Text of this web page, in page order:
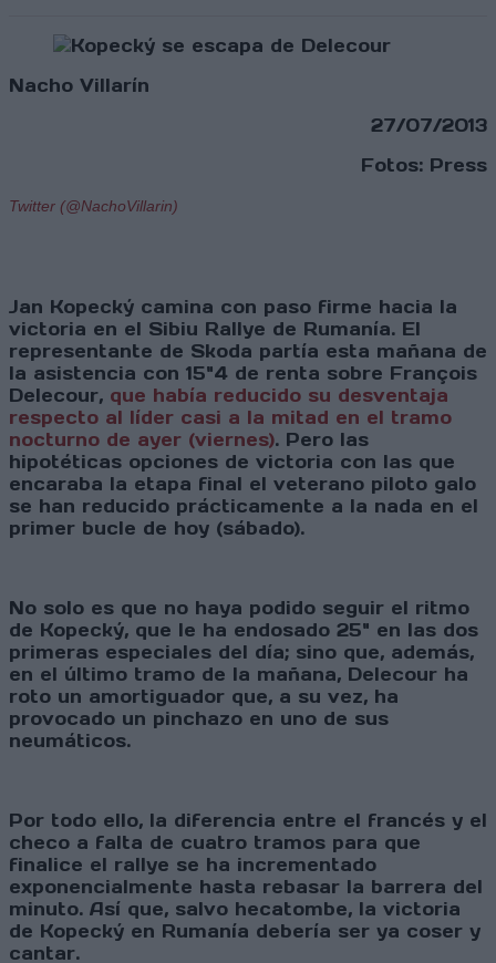
Nacho Villarín
27/07/2013
Fotos: Press
Twitter (@NachoVillarin)
Jan Kopecký camina con paso firme hacia la
victoria en el Sibiu Rallye de Rumanía. El
representante de Skoda partía esta mañana de
la asistencia con 15"4 de renta sobre François
Delecour, que había reducido su desventaja
respecto al líder casi a la mitad en el tramo
nocturno de ayer (viernes). Pero las
hipotéticas opciones de victoria con las que
encaraba la etapa final el veterano piloto galo
se han reducido prácticamente a la nada en el
primer bucle de hoy (sábado).
No solo es que no haya podido seguir el ritmo
de Kopecký, que le ha endosado 25" en las dos
primeras especiales del día; sino que, además,
en el último tramo de la mañana, Delecour ha
roto un amortiguador que, a su vez, ha
provocado un pinchazo en uno de sus
neumáticos.
Por todo ello, la diferencia entre el francés y el
checo a falta de cuatro tramos para que
finalice el rallye se ha incrementado
exponencialmente hasta rebasar la barrera del
minuto. Así que, salvo hecatombe, la victoria
de Kopecký en Rumanía debería ser ya coser y
cantar.